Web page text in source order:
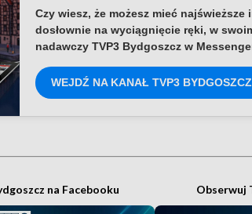
Czy wiesz, że możesz mieć
dosłownie na wyciągnięcie ręki, w
nadawczy TVP3 Bydgoszcz w
WEJDŹ NA KANAŁ TVP3
na Facebooku Obserwuj